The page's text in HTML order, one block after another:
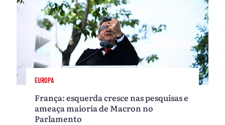
EUROPA
França: esquerda cresce nas pesquisas e
ameaça maioria de Macron no
Parlamento